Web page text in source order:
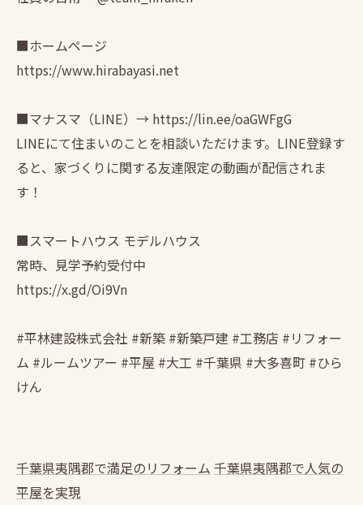
■ホームページ
https://www.hirabayasi.net
■マナスマ（LINE）→ https://lin.ee/oaGWFgG
LINEにて住まいのことを相談いただけます。LINE登録す
ると、家づくりに関する友達限定の動画が配信されま
す！
■スマートハウス モデルハウス
常時、見学予約受付中
https://x.gd/Oi9Vn
#平林建設株式会社 #新築 #新築戸建 #工務店 #リフォー
ム #ルームツアー #平屋 #大工 #千葉県 #大多喜町 #ひら
けん
千葉県夷隅郡で満足のリフォーム 千葉県夷隅郡で人気の
平屋を実現